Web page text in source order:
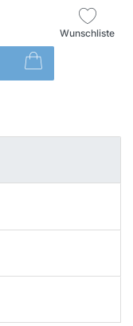
Wunschliste